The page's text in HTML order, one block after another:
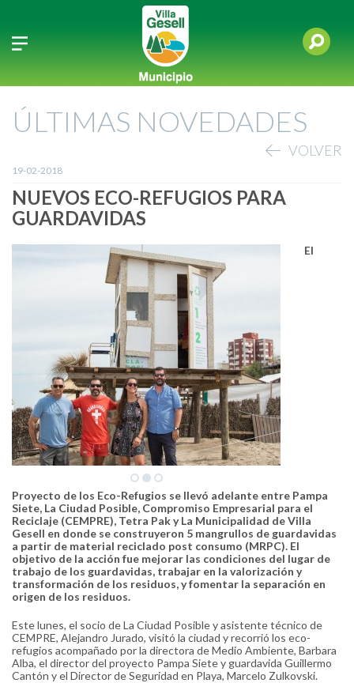
ÚLTIMAS NOVEDADES
VOLVER
19-02-2018
NUEVOS ECO-REFUGIOS PARA
GUARDAVIDAS
El
Proyecto de los Eco-Refugios se llevó adelante entre Pampa
Siete, La Ciudad Posible, Compromiso Empresarial para el
Reciclaje (CEMPRE), Tetra Pak y La Municipalidad de Villa
Gesell en donde se construyeron 5 mangrullos de guardavidas
a partir de material reciclado post consumo (MRPC). El
objetivo de la acción fue mejorar las condiciones del lugar de
trabajo de los guardavidas, trabajar en la valorización y
transformación de los residuos, y fomentar la separación en
origen de los residuos.
Este lunes, el socio de La Ciudad Posible y asistente técnico de
CEMPRE, Alejandro Jurado, visitó la ciudad y recorrió los eco-
refugios acompañado por la directora de Medio Ambiente, Barbara
Alba, el director del proyecto Pampa Siete y guardavida Guillermo
Cantón y el Director de Seguridad en Playa, Marcelo Zulkovski.